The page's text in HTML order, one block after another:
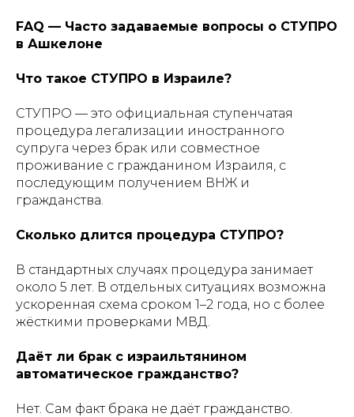
FAQ — Часто задаваемые вопросы о СТУПРО
в Ашкелоне
Что такое СТУПРО в Израиле?
СТУПРО — это официальная ступенчатая
процедура легализации иностранного
супруга через брак или совместное
проживание с гражданином Израиля, с
последующим получением ВНЖ и
гражданства.
Сколько длится процедура СТУПРО?
В стандартных случаях процедура занимает
около 5 лет. В отдельных ситуациях возможна
ускоренная схема сроком 1–2 года, но с более
жёсткими проверками МВД.
Даёт ли брак с израильтянином
автоматическое гражданство?
Нет. Сам факт брака не даёт гражданство.